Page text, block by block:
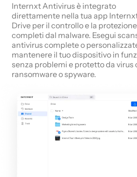
Internxt Antivirus è integrato
direttamente nella tua app
Drive per il controllo e la protezione
completi dal malware. Esegui
antivirus complete o
mantenere il tuo dispositivo in
senza problemi e protetto da virus
ransomware o spyware.